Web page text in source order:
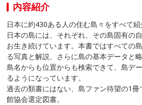
内容紹介
日本に約430ある人の住む島々をすべて紹
日本の島には、それぞれ、その島固有の
お生き続けています。本書ではすべての
る写真と解説、さらに島の基本データと
島名からも位置からも検索できて、島デ
るようになっています。
過去の類書にはない、島ファン待望の1
館協会選定図書。